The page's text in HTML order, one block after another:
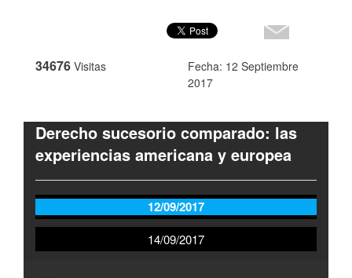
34676 Visitas
Fecha: 12 Septiembre
2017
Derecho sucesorio comparado: las
experiencias americana y europea
12/09/2017
14/09/2017